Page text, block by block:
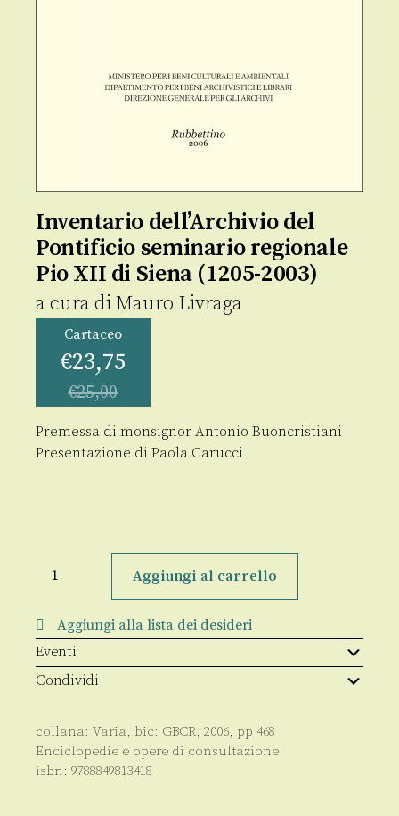
Inventario dell’Archivio del
Pontificio seminario regionale
Pio XII di Siena (1205-2003)
a cura diMauro Livraga
Cartaceo
€23,75
€25,00
Premessa di monsignor Antonio Buoncristiani
Presentazione di Paola Carucci
dell'Archivio
seminario
regionale
Pio
XII
di
Siena
quantità
Aggiungi al carrello
Aggiungi alla lista dei desideri
Eventi
Condividi
collana: Varia, bic: GBCR, 2006, pp 468
Enciclopedie e opere di consultazione
isbn: 9788849813418